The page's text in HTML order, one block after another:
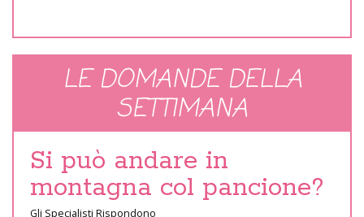
LE DOMANDE DELLA
SETTIMANA
Si può andare in
montagna col pancione?
Gli Specialisti Rispondono